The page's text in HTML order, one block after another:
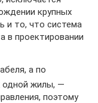
крупных
и то, что система
в проектировании
а по
одной жилы, —
поэтому